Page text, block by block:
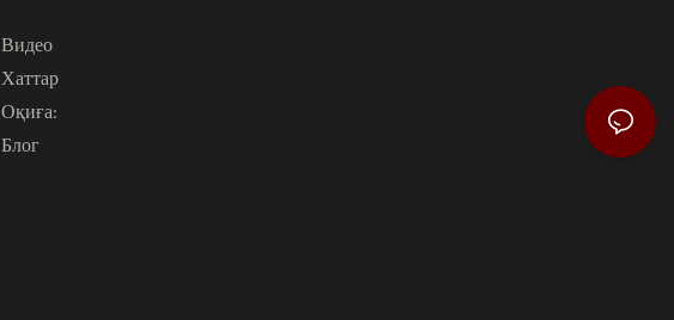
Видео
Хаттар
Оқиға:
Блог